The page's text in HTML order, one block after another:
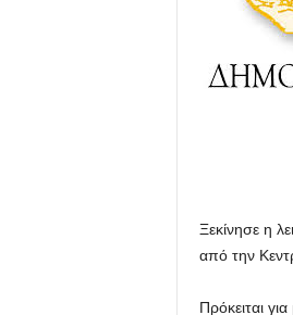
Ξεκίνησε η
από την
Πρόκειται